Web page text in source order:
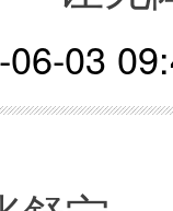
06-03